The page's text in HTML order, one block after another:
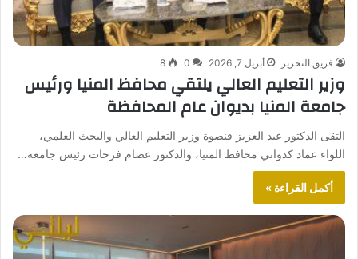
فريق التحرير أبريل 7, 2026 0
8
وزير التعليم العالي يلتقي محافظ المنيا ورئيس
جامعة المنيا بديوان عام المحافظة
التقى الدكتور عبد العزيز قنصوة وزير التعليم العالي والبحث العلمي،
اللواء عماد كدواني محافظ المنيا، والدكتور عصام فرحات رئيس جامعة…
أكمل القراءة »